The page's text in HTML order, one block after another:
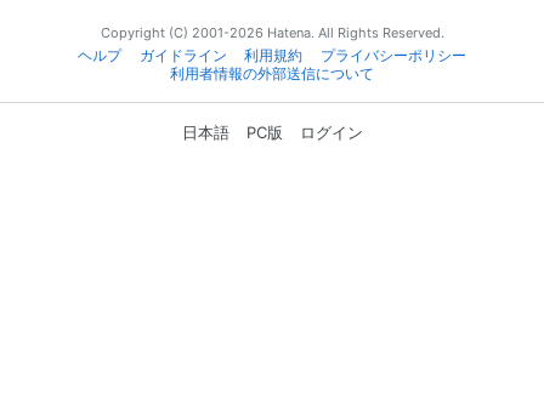
Copyright (C) 2001-2026 Hatena. All Rights Reserved.
ヘルプ
ガイドライン 利用規約
プライバシーポリシー
利用者情報の外部送信について
日本語 PC版 ログイン